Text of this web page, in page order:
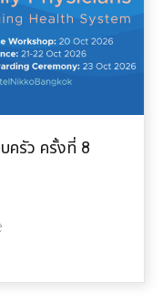
ครัว ครั้งที่ 8